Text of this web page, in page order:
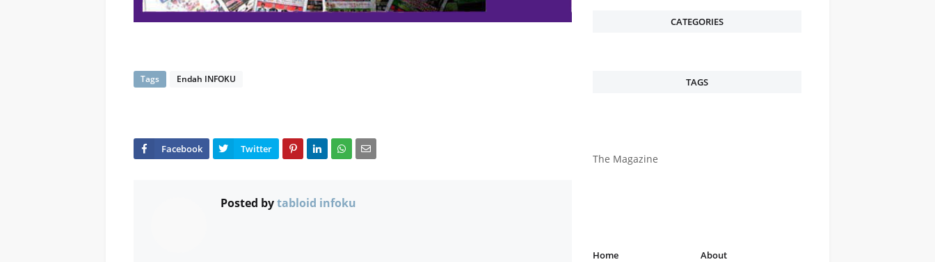
Tags Endah INFOKU
Posted bytabloid infoku
CATEGORIES
TAGS
The Magazine
Home
About